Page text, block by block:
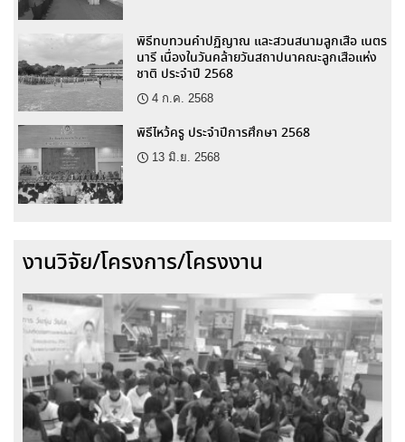
พิธีทบทวนคำปฏิญาณ และสวนสนามลูกเสือ เนตร
นารี เนื่องในวันคล้ายวันสถาปนาคณะลูกเสือแห่ง
ชาติ ประจำปี 2568
4 ก.ค. 2568
พิธีไหว้ครู ประจำปีการศึกษา 2568
13 มิ.ย. 2568
งานวิจัย/โครงการ/โครงงาน